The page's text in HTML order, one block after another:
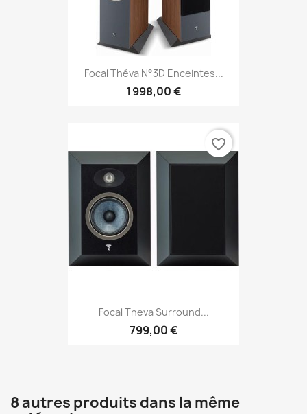
Focal Théva N°3D Enceintes...
1 998,00 €
Focal Theva Surround...
799,00 €
favorite_border
8 autres produits dans la même